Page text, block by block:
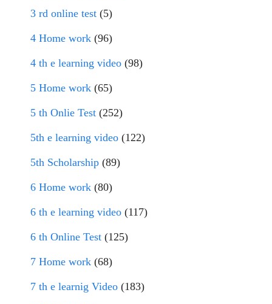
3 rd online test (5)
4 Home work (96)
4 th e learning video (98)
5 Home work (65)
5 th Onlie Test (252)
5th e learning video (122)
5th Scholarship (89)
6 Home work (80)
6 th e learning video (117)
6 th Online Test (125)
7 Home work (68)
7 th e learnig Video (183)